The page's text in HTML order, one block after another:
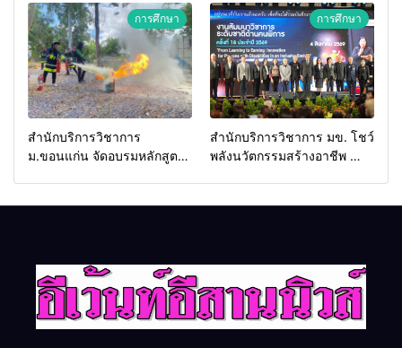
2026 เชื่อม 4 งานใหญ่ สร้าง
โอกาสธุรกิจครบวงจร ด้วย
ครับ
ประเทศ
การศึกษา
สำนักบริการวิชาการ
ม.ขอนแก่น จัดอบรมหลักสูตร
การศึกษา
สำนักบริการวิชาการ มข. โชว์
พลังนวัตกรรมสร้างอาชีพ นำ